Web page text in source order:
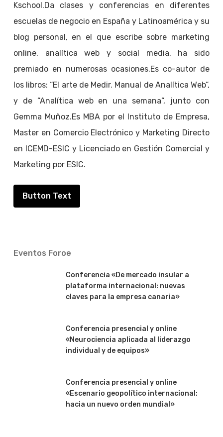
Kschool.Da clases y conferencias en diferentes
escuelas de negocio en España y Latinoamérica y su
blog personal, en el que escribe sobre marketing
online, analítica web y social media, ha sido
premiado en numerosas ocasiones.Es co-autor de
los libros: “El arte de Medir. Manual de Analítica Web“,
y de “Analítica web en una semana“, junto con
Gemma Muñoz.Es MBA por el Instituto de Empresa,
Master en Comercio Electrónico y Marketing Directo
en ICEMD-ESIC y Licenciado en Gestión Comercial y
Marketing por ESIC.
Button Text
Eventos Foroe
Conferencia «De mercado insular a
plataforma internacional: nuevas
claves para la empresa canaria»
Conferencia presencial y online
«Neurociencia aplicada al liderazgo
individual y de equipos»
Conferencia presencial y online
«Escenario geopolítico internacional:
hacia un nuevo orden mundial»